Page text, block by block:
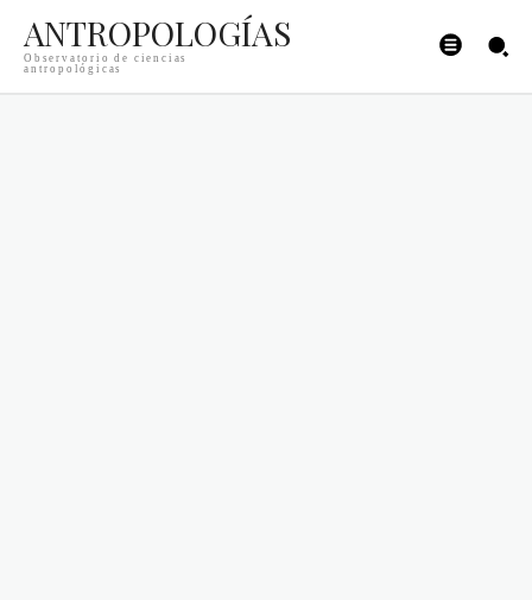
ANTROPOLOGÍAS
Observatorio de ciencias
antropológicas